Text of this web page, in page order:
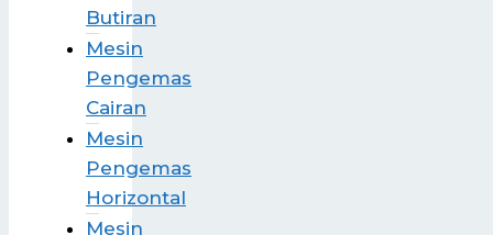
Butiran
Mesin
Pengemas
Cairan
Mesin
Pengemas
Horizontal
Mesin